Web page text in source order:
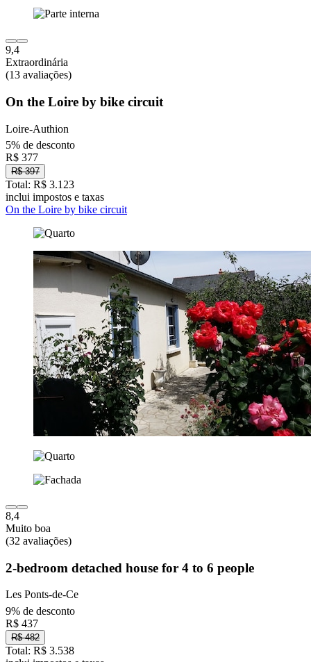
9,4
Extraordinária
(13 avaliações)
On the Loire by bike circuit
Loire-Authion
5% de desconto
R$ 377
R$ 397
Total: R$ 3.123
inclui impostos e taxas
On the Loire by bike circuit
8,4
Muito boa
(32 avaliações)
2-bedroom detached house for 4 to 6 people
Les Ponts-de-Ce
9% de desconto
R$ 437
R$ 482
Total: R$ 3.538